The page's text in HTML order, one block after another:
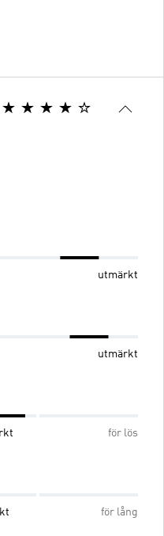
utmärkt
utmärkt
för lös
för lång